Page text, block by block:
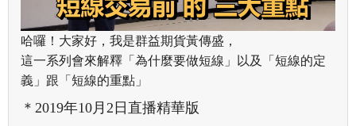
哈囉！大家好，我是群益期貨黃傳盛，
這一系列會來解釋「為什麼要做短線」以及「短線的定
義」跟「短線的重點」
＊2019年10月2日直播精華版